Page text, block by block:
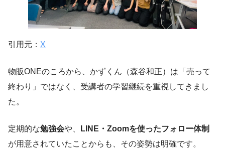
引用元： X
物販ONEのころから、かずくん（森谷和正）は「売って
終わり」ではなく、受講者の学習継続を重視してきまし
た。
定期的な勉強会や、
LINE・Zoomを使ったフォロー体制
が用意されていたことからも、その姿勢は明確です。